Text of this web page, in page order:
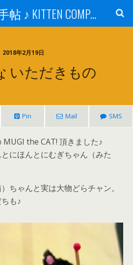
はなうた手帖 ♪ KITTEN COMPANY
2018年2月19日
いただきもの
Pin Mail SMS
the CAT! 頂きました♪
にほんとにむぎちゃん（みた
ちゃんと実は大物どらチャン。
も♪